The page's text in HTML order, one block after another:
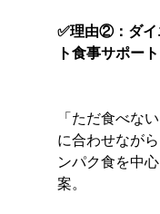
✅理由②：ダイ
ト食事サポート
「ただ食べな
に合わせなが
ンパク食を中
案。